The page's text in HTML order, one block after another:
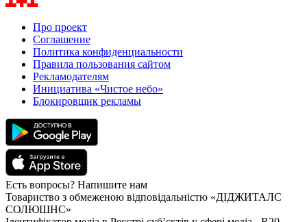
Про проект
Соглашение
Политика конфиденциальности
Правила пользования сайтом
Рекламодателям
Инициатива «Чистое небо»
Блокировщик рекламы
Есть вопросы? Напишите нам
Товариство з обмеженою відповідальністю «ДІДЖИТАЛС
СОЛЮШНС»